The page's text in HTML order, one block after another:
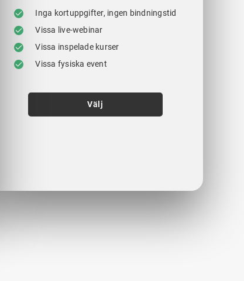
Inga kortuppgifter, ingen bindningstid
Vissa live-webinar
Vissa inspelade kurser
Vissa fysiska event
Välj